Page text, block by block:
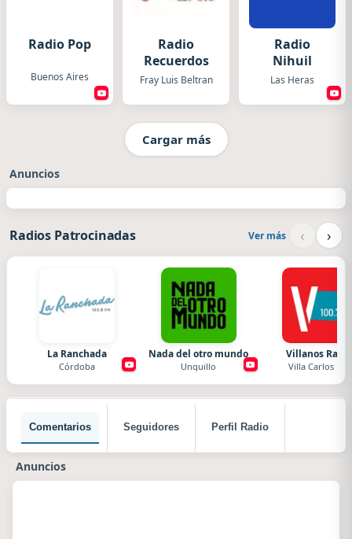
Radio Pop
Buenos Aires
Radio
Recuerdos
Fray Luis Beltran
Radio
Nihuil
Las Heras
Cargar más
Anuncios
Radios Patrocinadas Ver más ‹ ›
La Ranchada
Córdoba
Nada del otro mundo
Unquillo
Villanos
Villa Carlos Paz
Comentarios Seguidores Perfil Radio
Anuncios